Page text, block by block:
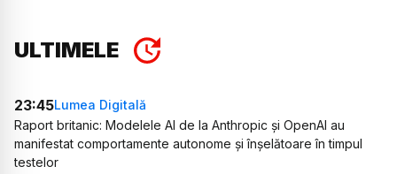
ULTIMELE
23:45Lumea Digitală
Raport britanic: Modelele AI de la Anthropic și OpenAI au
manifestat comportamente autonome și înșelătoare în timpul
testelor